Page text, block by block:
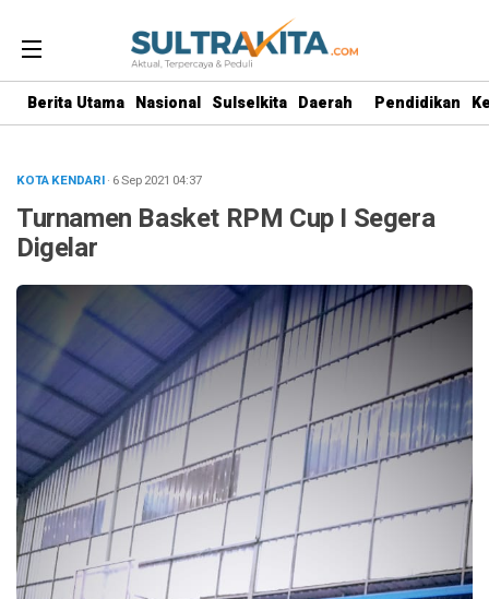
Berita Utama Nasional Sulselkita Daerah Pendidikan
KOTA KENDARI· 6 Sep 2021 04:37
Turnamen Basket RPM Cup I Segera
Digelar